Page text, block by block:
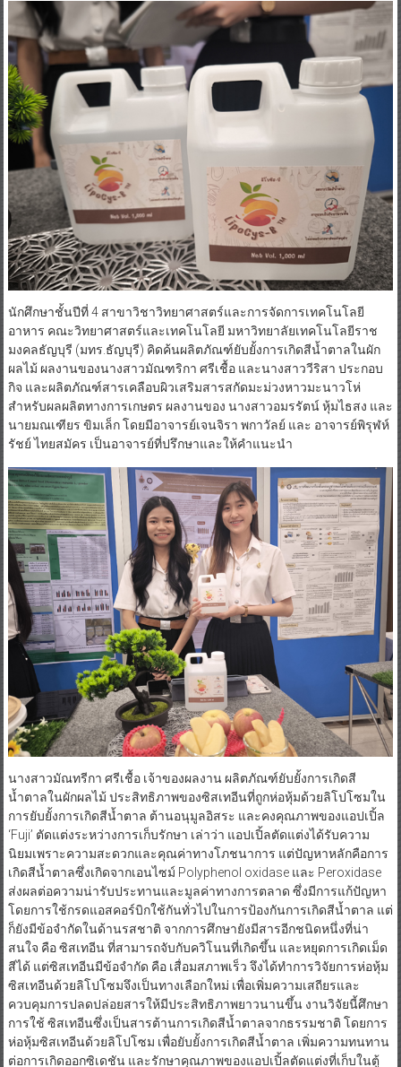
นักศึกษาชั้นปีที่ 4 สาขาวิชาวิทยาศาสตร์และการจัดการเทคโนโลยี
อาหาร คณะวิทยาศาสตร์และเทคโนโลยี มหาวิทยาลัยเทคโนโลยีราช
มงคลธัญบุรี (มทร.ธัญบุรี) คิดค้นผลิตภัณฑ์ยับยั้งการเกิดสีน้ำตาลในผัก
ผลไม้ ผลงานของนางสาวมัณฑริกา ศรีเชื้อ และนางสาววีริสา ประกอบ
กิจ และผลิตภัณฑ์สารเคลือบผิวเสริมสารสกัดมะม่วงหาวมะนาวโห่
สำหรับผลผลิตทางการเกษตร ผลงานของ นางสาวอมรรัตน์ หุ้มไธสง และ
นายมณเฑียร ขิมเล็ก โดยมีอาจารย์เจนจิรา พกาวัลย์ และ อาจารย์พิรุฬห์
รัชย์ ไทยสมัคร เป็นอาจารย์ที่ปรึกษาและให้คำแนะนำ
นางสาวมัณทรีกา ศรีเชื้อ เจ้าของผลงาน ผลิตภัณฑ์ยับยั้งการเกิดสี
น้ำตาลในผักผลไม้ ประสิทธิภาพของซิสเทอีนที่ถูกห่อหุ้มด้วยลิโปโซมใน
การยับยั้งการเกิดสีน้ำตาล ต้านอนุมูลอิสระ และคงคุณภาพของแอปเปิ้ล
‘Fuji’ ตัดแต่งระหว่างการเก็บรักษา เล่าว่า แอปเปิ้ลตัดแต่งได้รับความ
นิยมเพราะความสะดวกและคุณค่าทางโภชนาการ แต่ปัญหาหลักคือการ
เกิดสีน้ำตาลซึ่งเกิดจากเอนไซม์ Polyphenol oxidase และ Peroxidase
ส่งผลต่อความน่ารับประทานและมูลค่าทางการตลาด ซึ่งมีการแก้ปัญหา
โดยการใช้กรดแอสคอร์บิกใช้กันทั่วไปในการป้องกันการเกิดสีน้ำตาล แต่
ก็ยังมีข้อจำกัดในด้านรสชาติ จากการศึกษายังมีสารอีกชนิดหนึ่งที่น่า
สนใจ คือ ซิสเทอีน ที่สามารถจับกับควิโนนที่เกิดขึ้น และหยุดการเกิดเม็ด
สีได้ แต่ซิสเทอีนมีข้อจำกัด คือ เสื่อมสภาพเร็ว จึงได้ทำการวิจัยการห่อหุ้ม
ซิสเทอีนด้วยลิโปโซมจึงเป็นทางเลือกใหม่ เพื่อเพิ่มความเสถียรและ
ควบคุมการปลดปล่อยสารให้มีประสิทธิภาพยาวนานขึ้น งานวิจัยนี้ศึกษา
การใช้ ซิสเทอีนซึ่งเป็นสารต้านการเกิดสีน้ำตาลจากธรรมชาติ โดยการ
ห่อหุ้มซิสเทอีนด้วยลิโปโซม เพื่อยับยั้งการเกิดสีน้ำตาล เพิ่มความทนทาน
ต่อการเกิดออกซิเดชัน และรักษาคุณภาพของแอปเปิ้ลตัดแต่งที่เก็บในตู้